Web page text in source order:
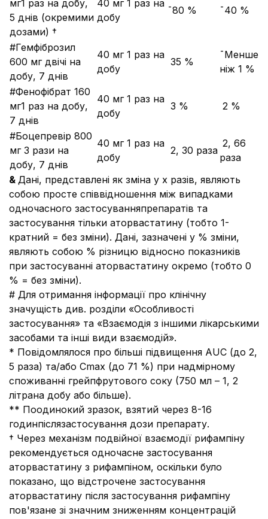
мг1 раз на добу,
5 днів (окремими
дозами) †
40 мг 1 раз на
добу
¯80 % ¯40 %
#Гемфіброзил
600 мг двічі на
добу, 7 днів
40 мг 1 раз на
добу
­ 35 %
¯Менше
ніж 1 %
#Фенофібрат 160
мг1 раз на добу,
7 днів
40 мг 1 раз на
добу
­ 3 % ­ 2 %
#Боцепревір 800
мг 3 рази на
добу, 7 днів
40 мг 1 раз на
добу
­ 2, 30 раза
­ 2, 66
раза
& Дані, представлені як зміна у x разів, являють
собою просте співвідношення між випадками
одночасного застосуванняпрепаратів та
застосування тільки аторвастатину (тобто 1-
кратний = без зміни). Дані, зазначені у % зміни,
являють собою % різницю відносно показників
при застосуванні аторвастатину окремо (тобто 0
% = без зміни).
# Для отримання інформації про клінічну
значущість див. розділи «Особливості
застосування» та «Взаємодія з іншими лікарськими
засобами та інші види взаємодій».
* Повідомлялося про більші підвищення AUC (до 2,
5 раза) та/або Cmax (до 71 %) при надмірному
споживанні грейпфрутового соку (750 мл – 1, 2
літрана добу або більше).
** Поодинокий зразок, взятий через 8-16
годинпіслязастосування дози препарату.
† Через механізм подвійної взаємодії рифампіну
рекомендується одночасне застосування
аторвастатину з рифампіном, оскільки було
показано, що відстрочене застосування
аторвастатину після застосування рифампіну
пов'язане зі значним зниженням концентрацій